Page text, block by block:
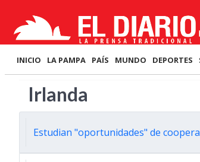
INICIO LA PAMPA PAÍS MUNDO DEPORTES
Irlanda
Estudian "oportunidades" de